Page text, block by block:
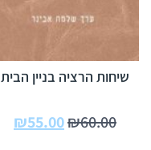
שיחות הרציה בניין הבית
₪60.00
₪55.00